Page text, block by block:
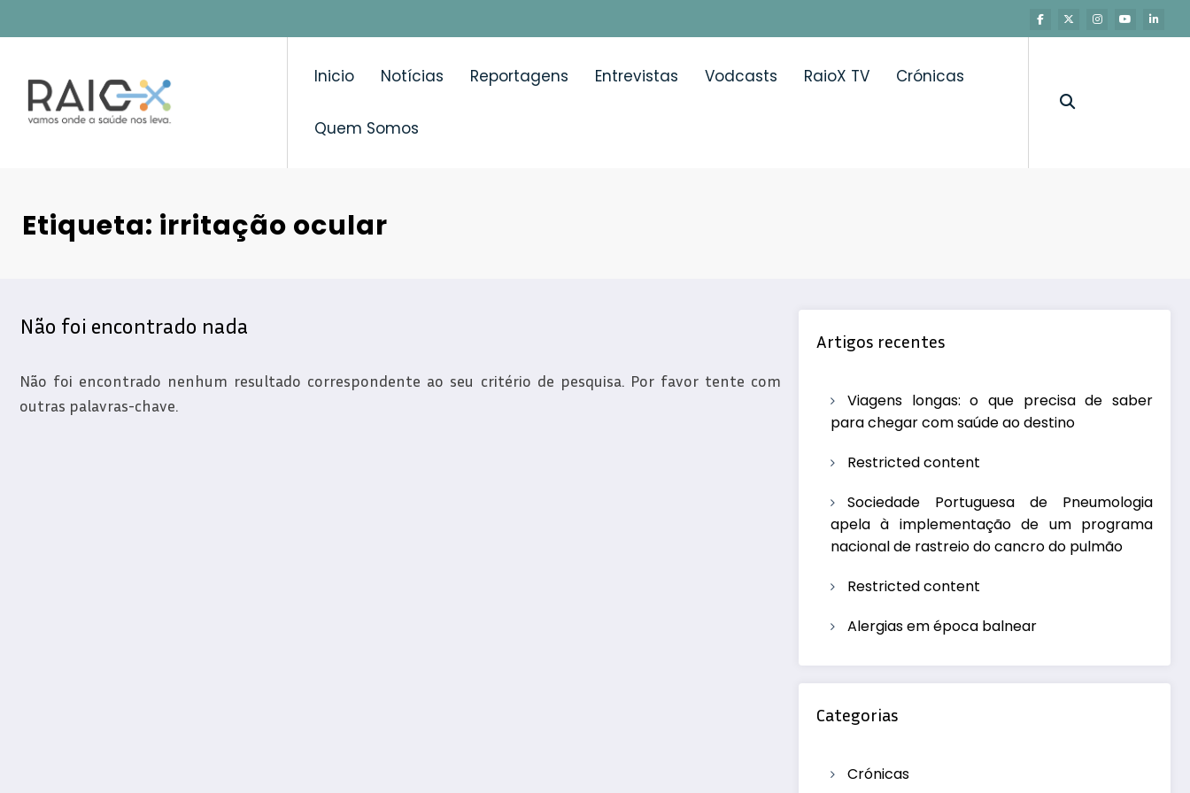
para
conteúdo
Inicio Notícias Reportagens Entrevistas Vodcasts RaioX TV Crónicas
Quem Somos
Etiqueta: irritação ocular
Não foi encontrado nada
Não foi encontrado nenhum resultado correspondente ao seu critério de pesquisa. Por favor tente com
outras palavras-chave.
Artigos recentes
Viagens longas: o que precisa de saber
para chegar com saúde ao destino
Restricted content
Sociedade Portuguesa de Pneumologia
apela à implementação de um programa
nacional de rastreio do cancro do pulmão
Restricted content
Alergias em época balnear
Categorias
Crónicas